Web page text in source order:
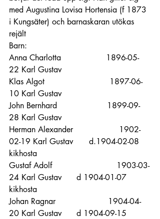
med Augustina Lovisa Hortensia (f 1873
i Kungsäter) och barnaskaran utökas
rejält
Barn:
Anna Charlotta                  1896-05-
22 Karl Gustav
Klas Algot                          1897-06-
10 Karl Gustav
John Bernhard                    1899-09-
28 Karl Gustav
Herman Alexander 	            1902-
02-19 Karl Gustav	d.1904-02-08
kikhosta
Gustaf Adolf	                   1903-03-
24 Karl Gustav      d 1904-01-07
kikhosta
Johan Ragnar                     1904-04-
20 Karl Gustav      d 1904-09-15